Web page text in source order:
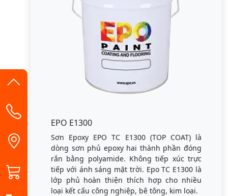
EPO E1300
Sơn Epoxy EPO TC E1300 (TOP COAT) là
dòng sơn phủ epoxy hai thành phần đóng
rắn bằng polyamide. Không tiếp xúc trực
tiếp với ánh sáng mặt trời. Epo TC E1300 là
lớp phủ hoàn thiện thích hợp cho nhiều
loại kết cấu công nghiệp, bê tông, kim loại.